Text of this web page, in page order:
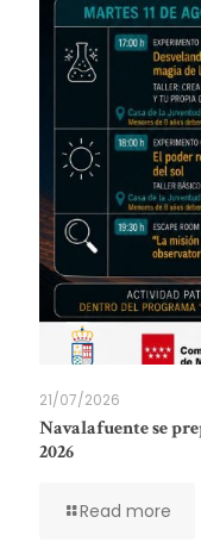
21/07/2026
Navalafuente se
2026
Read more